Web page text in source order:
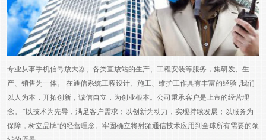
专业从事手机信号放大器、各类直放站的生产、工程安装等服务，集研发、生
产、销售为一体。 在通信系统工程设计、施工、维护工作具有丰富的经验 ,我们
以人为本，开拓创新，诚信自立，为创业根本。公司秉承客户是上帝的经营理
念。 “以技术为先导，满足客户需求；以创新为动力，实现持续发展；以服务为
保障，树立品牌”的经营理念。牢固确立将射频通信技术应用到全球所有需要的领